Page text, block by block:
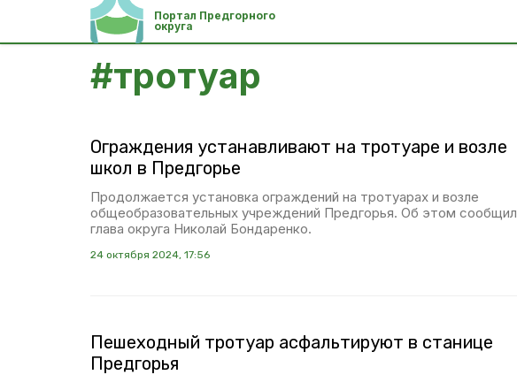
Портал Предгорного
округа
#тротуар
Ограждения устанавливают на тротуаре и возле
школ в Предгорье
Продолжается установка ограждений на тротуарах и возле
общеобразовательных учреждений Предгорья. Об этом сообщил
глава округа Николай Бондаренко.
24 октября 2024, 17:56
Пешеходный тротуар асфальтируют в станице
Предгорья